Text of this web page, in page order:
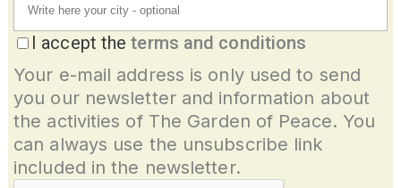
I accept theterms and conditions
Your e-mail address is only used to send
you our newsletter and information about
the activities of The Garden of Peace. You
can always use the unsubscribe link
included in the newsletter.